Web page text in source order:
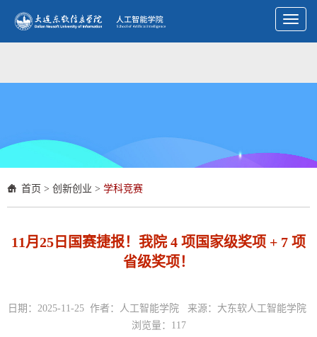
Toggle
首页 > 创新创业 > 学科竞赛
11月25日国赛捷报！我院 4 项国家级奖项 + 7 项
省级奖项！
日期：2025-11-25 作者：人工智能学院 来源：大东软人工智能学院
浏览量： 117